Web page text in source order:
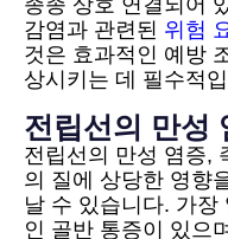
종종 상호 연결되어
감염과 관련된 위험
것은 효과적인 예방
상시키는 데 필수적
전립선의 만성
전립선의 만성 염증,
의 질에 상당한 영향
날 수 있습니다. 가장
인 골반 통증이 있으